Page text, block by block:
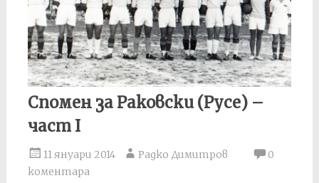
Спомен за Раковски (Русе) –
част I
11 януари 2014 Радко Димитров
0
коментара